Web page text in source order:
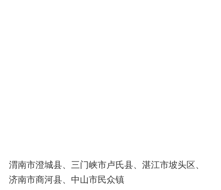
渭南市澄城县、三门峡市卢氏县、湛江市坡头区、
济南市商河县、中山市民众镇